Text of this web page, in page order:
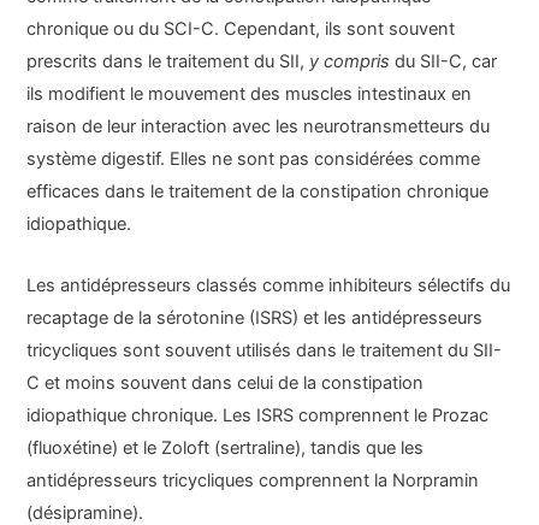
chronique ou du SCI-C. Cependant, ils sont souvent
prescrits dans le traitement du SII, y compris du SII-C, car
ils modifient le mouvement des muscles intestinaux en
raison de leur interaction avec les neurotransmetteurs du
système digestif. Elles ne sont pas considérées comme
efficaces dans le traitement de la constipation chronique
idiopathique.
Les antidépresseurs classés comme inhibiteurs sélectifs du
recaptage de la sérotonine (ISRS) et les antidépresseurs
tricycliques sont souvent utilisés dans le traitement du SII-
C et moins souvent dans celui de la constipation
idiopathique chronique. Les ISRS comprennent le Prozac
(fluoxétine) et le Zoloft (sertraline), tandis que les
antidépresseurs tricycliques comprennent la Norpramin
(désipramine).